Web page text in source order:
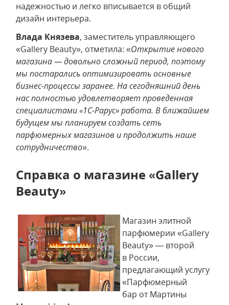
надежностью и легко вписывается в общий
дизайн интерьера.
Влада Князева, заместитель управляющего
«Gallery Beauty», отметила: «Открытие нового
магазина — довольно сложный период, поэтому
мы постарались оптимизировать основные
бизнес-процессы заранее. На сегодняшний день
нас полностью удовлетворяет проведенная
специалистами «1С-Рарус» работа. В ближайшем
будущем мы планируем создать сеть
парфюмерных магазинов и продолжить наше
сотрудничество».
Справка о магазине «Gallery
Beauty»
Магазин элитной
парфюмерии «Gallery
Beauty» — второй
в России,
предлагающий услугу
«Парфюмерный
бар от Мартины